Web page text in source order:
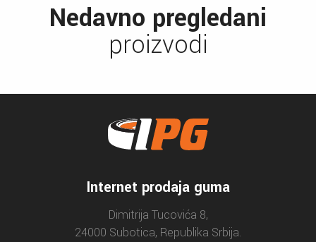
Nedavno pregledani
proizvodi
Internet prodaja guma
Dimitrija Tucovića 8,
24000 Subotica, Republika Srbija.